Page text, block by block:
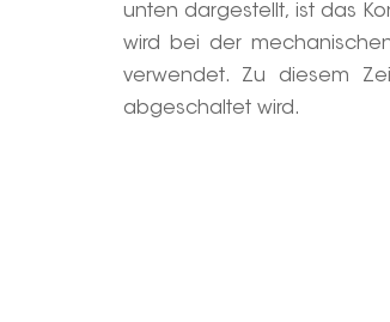
unten dargestellt, ist das
wird bei der
verwendet. Zu diesem
abgeschaltet wird.